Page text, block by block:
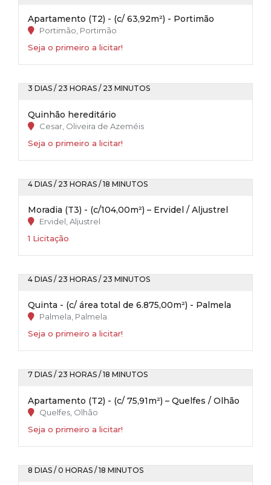
Apartamento (T2) - (c/ 63,92m²) - Portimão
Portimão, Portimão
Seja o primeiro a licitar!
3 DIAS / 23 HORAS / 23 MINUTOS
Quinhão hereditário
Cesar, Oliveira de Azeméis
Seja o primeiro a licitar!
4 DIAS / 23 HORAS / 18 MINUTOS
Moradia (T3) - (c/104,00m²) – Ervidel / Aljustrel
Ervidel, Aljustrel
1 Licitação
4 DIAS / 23 HORAS / 23 MINUTOS
Quinta - (c/ área total de 6.875,00m²) - Palmela
Palmela, Palmela
Seja o primeiro a licitar!
7 DIAS / 23 HORAS / 18 MINUTOS
Apartamento (T2) - (c/ 75,91m²) – Quelfes / Olhão
Quelfes, Olhão
Seja o primeiro a licitar!
8 DIAS / 0 HORAS / 18 MINUTOS